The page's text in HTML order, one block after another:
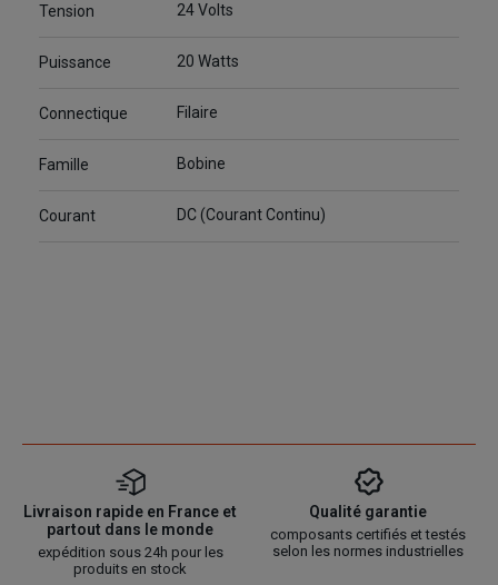
Tension 24 Volts
Puissance 20 Watts
Connectique Filaire
Famille Bobine
Courant DC (Courant Continu)
Livraison rapide en France et
partout dans le monde
expédition sous 24h pour les
produits en stock
Qualité garantie
composants certifiés et testés
selon les normes industrielles